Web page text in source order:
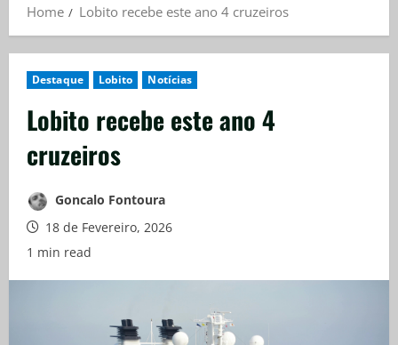
Home Lobito recebe este ano 4 cruzeiros
Destaque Lobito Notícias
Lobito recebe este ano 4
cruzeiros
Goncalo Fontoura
18 de Fevereiro, 2026
1 min read